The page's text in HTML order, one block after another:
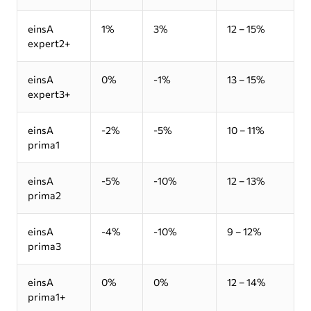
einsA
expert2+
1% 3% 12 – 15%
einsA
expert3+
0% -1% 13 – 15%
einsA
prima1
-2% -5% 10 – 11%
einsA
prima2
-5% -10% 12 – 13%
einsA
prima3
-4% -10% 9 – 12%
einsA
prima1+
0% 0% 12 – 14%